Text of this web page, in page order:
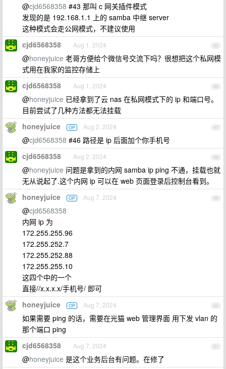
@cjd6568358 #43 那叫 c 网关插件模式
发现的是 192.168.1.1 上的 samba 中继 server
这种模式会走公网模式，不建议使用
45
cjd6568358 Aug 1, 2024
@honeyjuice 老哥方便给个微信号交流下吗？很想把这个私网模
式用在我家的监控存储上
46
cjd6568358 Aug 1, 2024
@honeyjuice 已经拿到了云 nas 在私网模式下的 ip 和端口号。
目前尝试了几种方法都无法挂载
47
honeyjuice OP Aug 2, 2024
@cjd6568358 #46 路径是 ip 后面加个你手机号
48
cjd6568358 Aug 2, 2024
@honeyjuice 问题是拿到的内网 samba ip ping 不通，挂载也就
无从说起了.这个内网 ip 可以在 web 页面登录后控制台看到。
49
honeyjuice OP Aug 7, 2024
@cjd6568358
内网 ip 为
172.255.255.96
172.255.252.7
172.255.252.88
172.255.255.10
这四个中的一个
直接//x.x.x.x/手机号/ 即可
50
honeyjuice OP Aug 7, 2024
如果需要 ping 的话，需要在光猫 web 管理界面 用下发 vlan 的
那个端口 ping
51
cjd6568358 Aug 7, 2024
@honeyjuice 是这个业务后台有问题。在修了